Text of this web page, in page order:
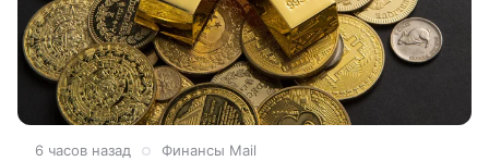
6 часов назад Финансы Mail